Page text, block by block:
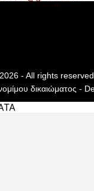
- All rights
δικαιώματος -